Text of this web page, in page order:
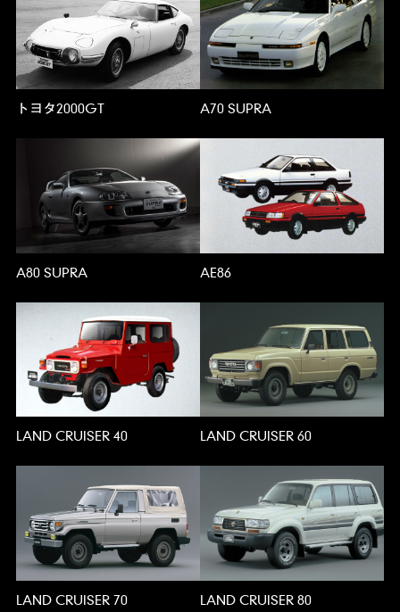
トヨタ2000GT A70 SUPRA
A80 SUPRA AE86
LAND CRUISER 40 LAND CRUISER 60
LAND CRUISER 70 LAND CRUISER 80